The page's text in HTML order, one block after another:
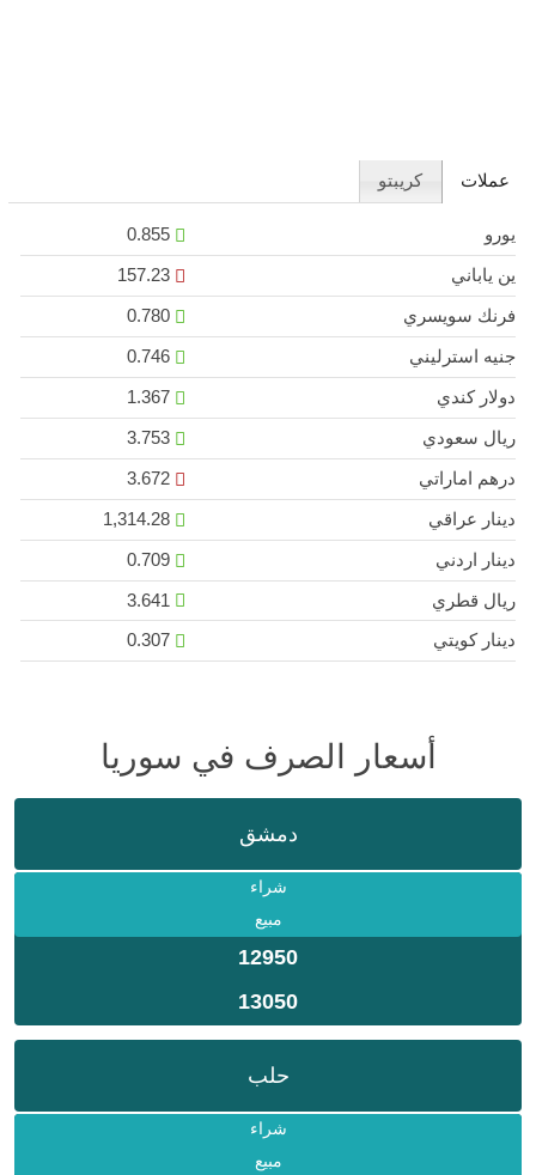
عملات كريبتو
يورو
0.855
ين ياباني
157.23
فرنك سويسري
0.780
جنيه استرليني
0.746
دولار كندي
1.367
ريال سعودي
3.753
درهم اماراتي
3.672
دينار عراقي
1,314.28
دينار اردني
0.709
ريال قطري
دينار كويتي
0.307
أسعار الصرف في سوريا
دمشق
شراء
مبيع
12950
13050
حلب
شراء
مبيع